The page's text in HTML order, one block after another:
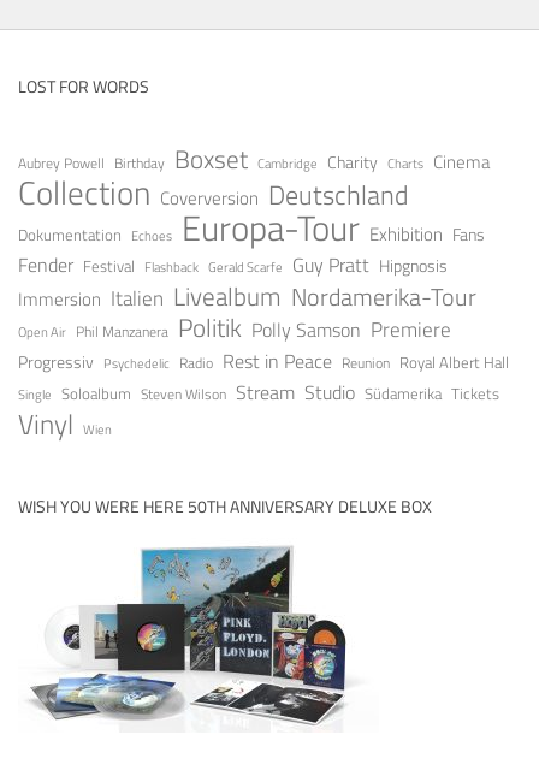
LOST FOR WORDS
Aubrey Powell Birthday Boxset Cambridge Charity Charts Cinema
Collection Coverversion Deutschland
Dokumentation Echoes Europa-Tour Exhibition Fans
Fender Festival Flashback Gerald Scarfe Guy Pratt Hipgnosis
Immersion Italien Livealbum Nordamerika-Tour
Open Air Phil Manzanera Politik Polly Samson Premiere
Progressiv Psychedelic Radio Rest in Peace Reunion Royal Albert Hall
Single Soloalbum Steven Wilson Stream Studio Südamerika Tickets
Vinyl Wien
WISH YOU WERE HERE 50TH ANNIVERSARY DELUXE BOX